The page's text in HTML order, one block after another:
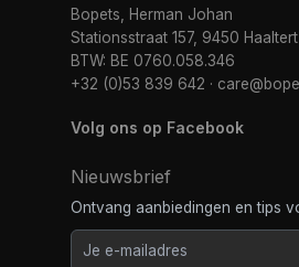
Bopets, Herman Johan
Stationsstraat 157, 9450 Haaltert
BTW: BE 0760.058.346
+32 (0)53 839 642 ·
Volg ons op Facebook
Nieuwsbrief
Ontvang aanbiedingen en tips